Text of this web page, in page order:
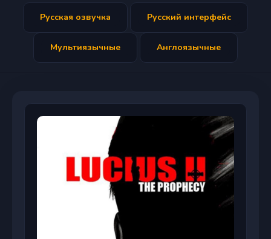
Русская озвучка Русский интерфейс
Мультиязычные Англоязычные